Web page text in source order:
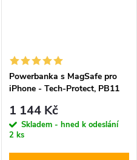
Powerbanka s MagSafe pro
iPhone - Tech-Protect, PB11
1 144 Kč
Skladem - hned k odeslání
2 ks